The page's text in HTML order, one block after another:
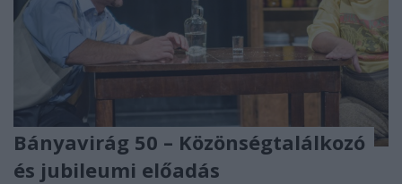
Bányavirág 50 – Közönségtalálkozó
és jubileumi előadás